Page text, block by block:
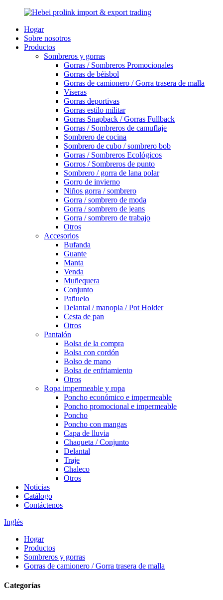
Hogar
Sobre nosotros
Productos
Sombreros y gorras
Gorras / Sombreros Promocionales
Gorras de béisbol
Gorras de camionero / Gorra trasera de malla
Viseras
Gorras deportivas
Gorras estilo militar
Gorras Snapback / Gorras Fullback
Gorras / Sombreros de camuflaje
Sombrero de cocina
Sombrero de cubo / sombrero bob
Gorras / Sombreros Ecológicos
Gorros / Sombreros de punto
Sombrero / gorra de lana polar
Gorro de invierno
Niños gorra / sombrero
Gorra / sombrero de moda
Gorra / sombrero de jeans
Gorra / sombrero de trabajo
Otros
Accesorios
Bufanda
Guante
Manta
Venda
Muñequera
Conjunto
Pañuelo
Delantal / manopla / Pot Holder
Cesta de pan
Otros
Pantalón
Bolsa de la compra
Bolsa con cordón
Bolso de mano
Bolsa de enfriamiento
Otros
Ropa impermeable y ropa
Poncho económico e impermeable
Poncho promocional e impermeable
Poncho
Poncho con mangas
Capa de lluvia
Chaqueta / Conjunto
Delantal
Traje
Chaleco
Otros
Noticias
Catálogo
Contáctenos
Inglés
Hogar
Productos
Sombreros y gorras
Gorras de camionero / Gorra trasera de malla
Categorías